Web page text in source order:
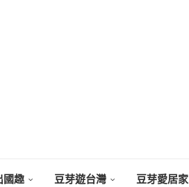
國趣 豆芽遊台灣 豆芽愛居家